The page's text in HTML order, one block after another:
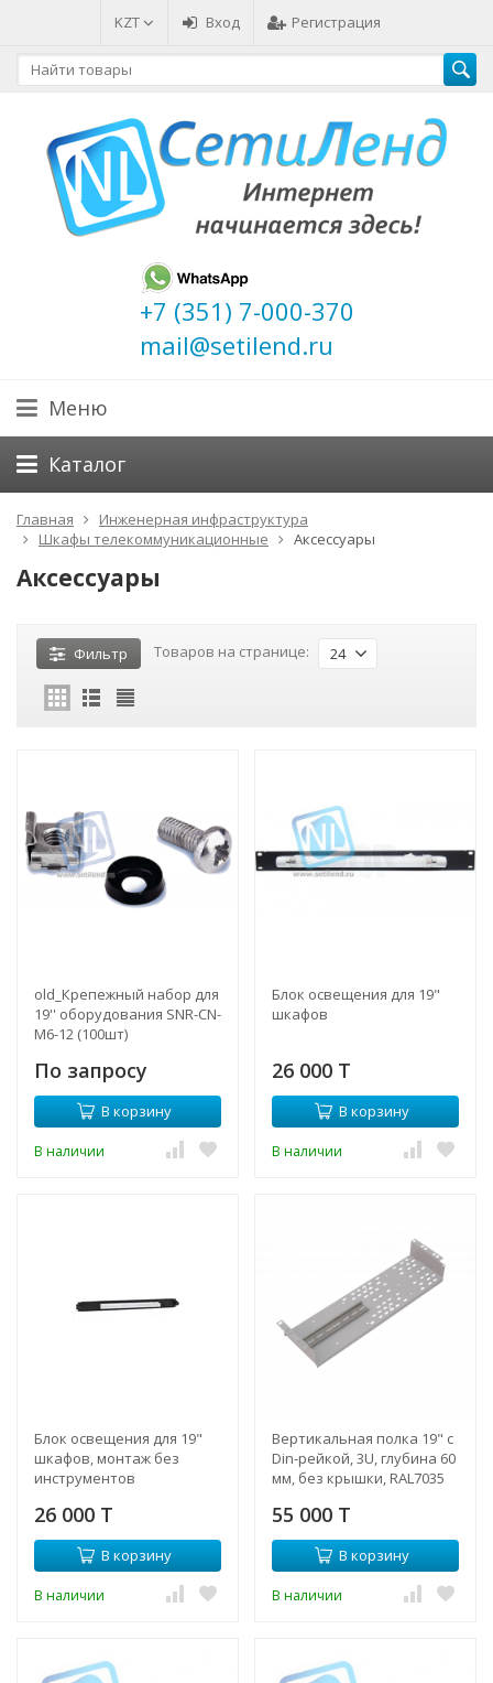
KZT Вход Регистрация
+7 (351) 7-000-370
mail@setilend.ru
Меню
Каталог
Главная
Инженерная инфраструктура
Шкафы телекоммуникационные
Аксессуары
Аксессуары
Фильтр Товаров на странице: 24
old_Крепежный набор для
19'' оборудования SNR-CN-
M6-12 (100шт)
По запросу
В корзину
В наличии
Блок освещения для 19"
шкафов
26 000 T
В корзину
В наличии
Блок освещения для 19"
шкафов, монтаж без
инструментов
26 000 T
В корзину
В наличии
Вертикальная полка 19" с
Din-рейкой, 3U, глубина 60
мм, без крышки, RAL7035
55 000 T
В корзину
В наличии